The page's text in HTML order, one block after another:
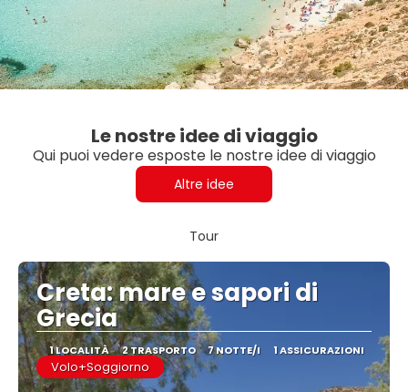
Le nostre idee di viaggio
Qui puoi vedere esposte le nostre idee di viaggio
Altre idee
Tour
Creta: mare e sapori di
Grecia
1 LOCALITÀ 2 TRASPORTO 7 NOTTE/I 1 ASSICURAZIONI
Volo+Soggiorno